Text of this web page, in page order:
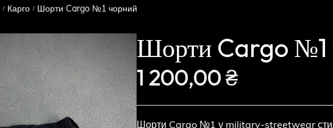
/ Карго / Шорти Cargo №1 чорний
Шорти Cargo №1
1 200,00₴
Шорти Cargo №1 у military-streetwear